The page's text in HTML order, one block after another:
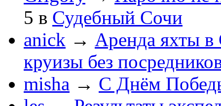
5 в Судебный Сочи
anick → Аренда яхты в
круизы без
misha → С Днём